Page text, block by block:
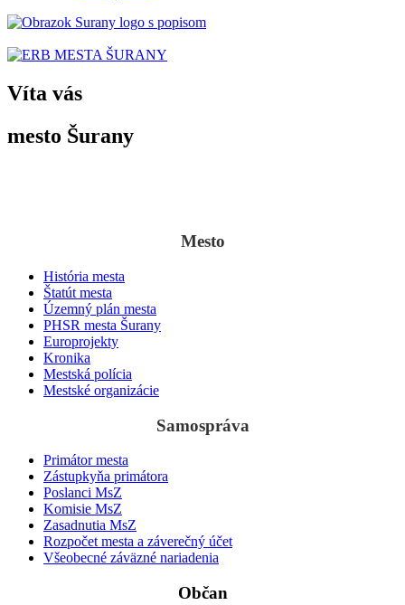
Víta vás
mesto Šurany
Mesto
História mesta
Štatút mesta
Územný plán mesta
PHSR mesta Šurany
Europrojekty
Kronika
Mestská polícia
Mestské organizácie
Samospráva
Primátor mesta
Zástupkyňa primátora
Poslanci MsZ
Komisie MsZ
Zasadnutia MsZ
Rozpočet mesta a záverečný účet
Všeobecné záväzné nariadenia
Občan